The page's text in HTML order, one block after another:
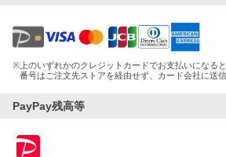
※ 上のいずれかのクレジットカードでお支払いになる
番号はご注文先ストアを経由せず、カード会社に送
PayPay残高等